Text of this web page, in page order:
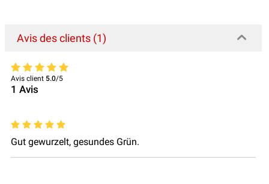
Avis des clients (1)
Avis client 5.0/5
1 Avis
Gut gewurzelt, gesundes Grün.